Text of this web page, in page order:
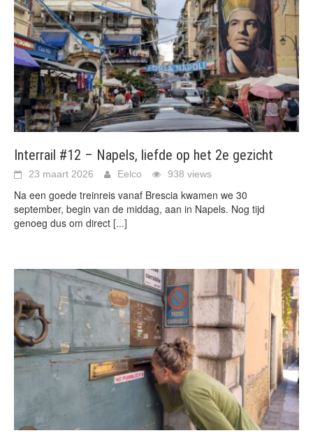
Interrail #12 – Napels, liefde op het 2e gezicht
23 maart 2026 Eelco 938 views
Na een goede treinreis vanaf Brescia kwamen we 30
september, begin van de middag, aan in Napels. Nog tijd
genoeg dus om direct [...]